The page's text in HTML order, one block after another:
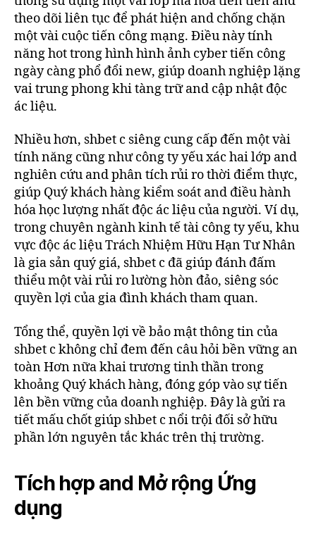
theo dõi liên tục để phát hiện and chống chặn
một vài cuộc tiến công mạng. Điều này tính
năng hot trong hình hình ảnh cyber tiến công
ngày càng phổ đổi new, giúp doanh nghiệp lặng
vai trung phong khi tàng trữ and cập nhật độc
ác liệu.
Nhiều hơn, shbet c siêng cung cấp đến một vài
tính năng cũng như công ty yếu xác hai lớp and
nghiên cứu and phân tích rủi ro thời điểm thực,
giúp Quý khách hàng kiểm soát and điều hành
hóa học lượng nhất độc ác liệu của người. Ví dụ,
trong chuyên ngành kinh tế tài công ty yếu, khu
vực độc ác liệu Trách Nhiệm Hữu Hạn Tư Nhân
là gia sản quý giá, shbet c đã giúp đánh đấm
thiểu một vài rủi ro lường hòn đảo, siêng sóc
quyền lợi của gia đình khách tham quan.
Tổng thể, quyền lợi về bảo mật thông tin của
shbet c không chỉ đem đến câu hỏi bền vững an
toàn Hơn nữa khai trương tinh thần trong
khoảng Quý khách hàng, đóng góp vào sự tiến
lên bền vững của doanh nghiệp. Đây là gửi ra
tiết mấu chốt giúp shbet c nổi trội đối sở hữu
phần lớn nguyên tắc khác trên thị trường.
Tích hợp and Mở rộng Ứng
dụng